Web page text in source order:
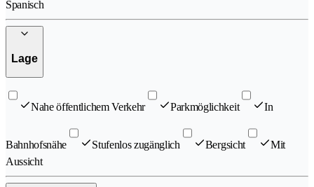
Spanisch
Lage
Nahe öffentlichem Verkehr Parkmöglichkeit In
Bahnhofsnähe Stufenlos zugänglich Bergsicht
Mit
Aussicht